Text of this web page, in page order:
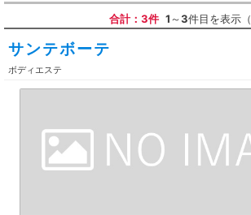
合計：3件 1～3件目を表示（
サンテボーテ
ボディエステ